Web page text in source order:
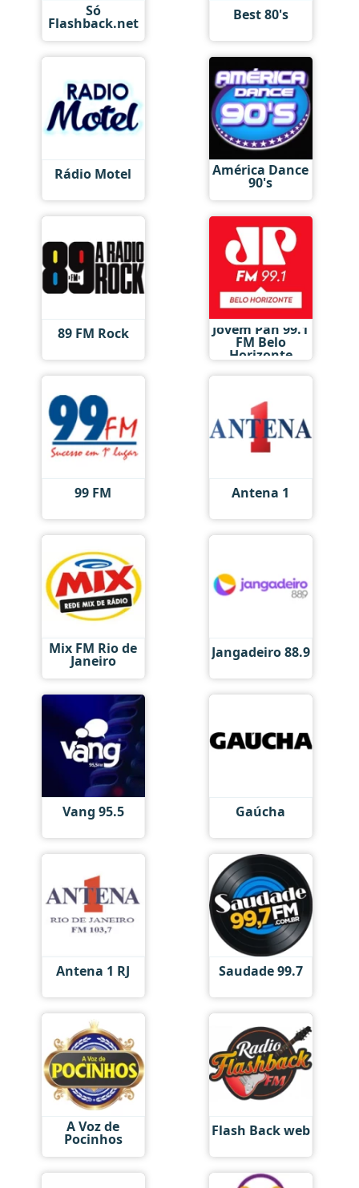
Só
Flashback.net Best 80's
Rádio Motel América Dance
90's
89 FM Rock Jovem Pan 99.1
FM Belo
Horizonte
99 FM Antena 1
Mix FM Rio de
Janeiro Jangadeiro 88.9
Vang 95.5 Gaúcha
Antena 1 RJ Saudade 99.7
A Voz de
Pocinhos Flash Back web